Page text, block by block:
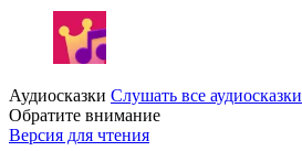
Аудиосказки Слушать все аудиосказки
Обратите внимание
Версия для чтения